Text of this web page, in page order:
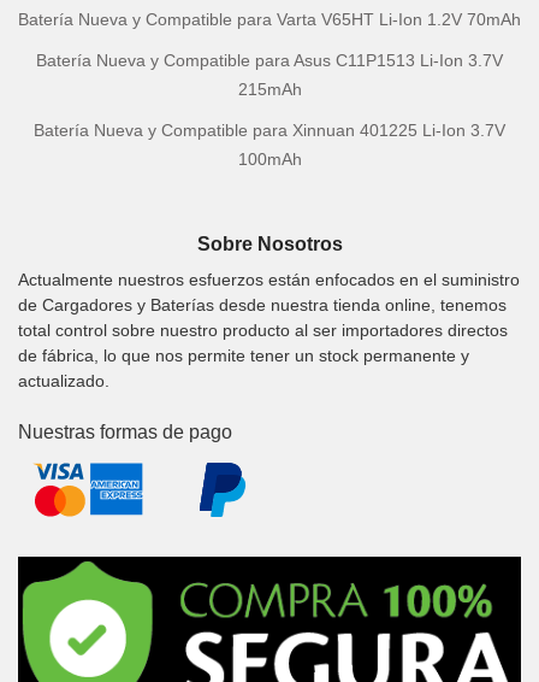
Batería Nueva y Compatible para Varta V65HT Li-Ion 1.2V 70mAh
Batería Nueva y Compatible para Asus C11P1513 Li-Ion 3.7V
215mAh
Batería Nueva y Compatible para Xinnuan 401225 Li-Ion 3.7V
100mAh
Sobre Nosotros
Actualmente nuestros esfuerzos están enfocados en el suministro
de Cargadores y Baterías desde nuestra tienda online, tenemos
total control sobre nuestro producto al ser importadores directos
de fábrica, lo que nos permite tener un stock permanente y
actualizado.
Nuestras formas de pago